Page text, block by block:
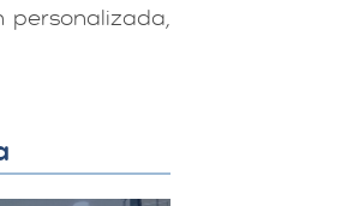
personalizada,